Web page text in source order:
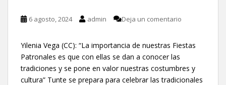
6 agosto, 2024 admin Deja un comentario
Yilenia Vega (CC): “La importancia de nuestras Fiestas
Patronales es que con ellas se dan a conocer las
tradiciones y se pone en valor nuestras costumbres y
cultura” Tunte se prepara para celebrar las tradicionales